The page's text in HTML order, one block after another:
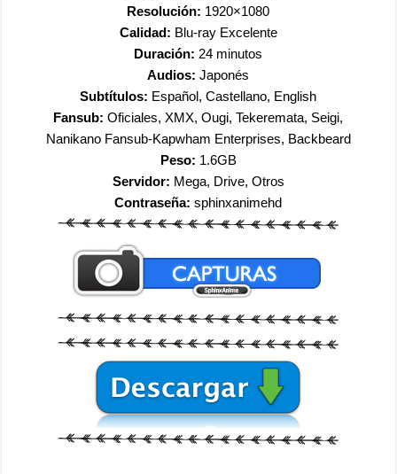
Resolución: 1920×1080
Calidad: Blu-ray Excelente
Duración: 24 minutos
Audios:Japonés
Subtítulos: Español, Castellano, English
Fansub:Oficiales, XMX, Ougi, Tekeremata, Seigi,
Nanikano Fansub-Kapwham Enterprises, Backbeard
Peso: 1.6GB
Servidor: Mega, Drive, Otros
Contraseña:sphinxanimehd